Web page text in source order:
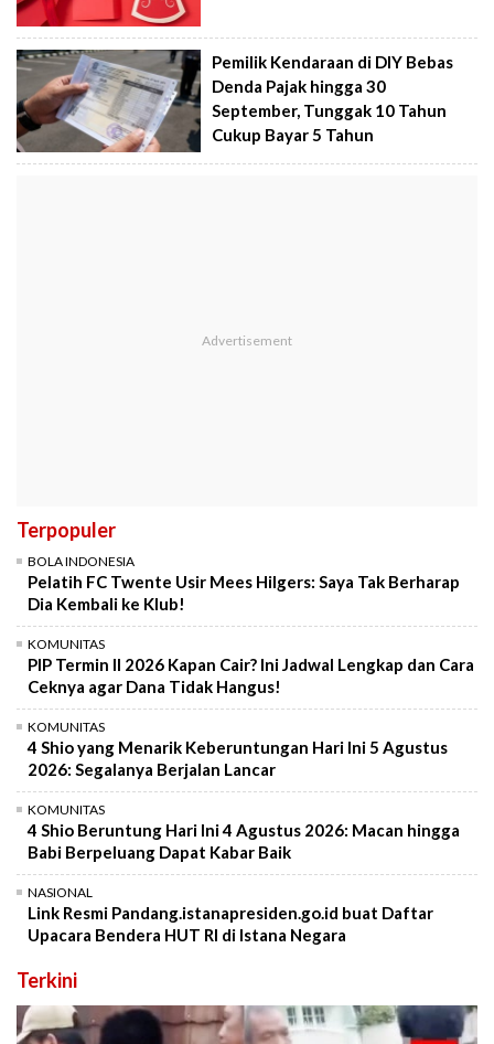
Pemilik Kendaraan di DIY Bebas
Denda Pajak hingga 30
September, Tunggak 10 Tahun
Cukup Bayar 5 Tahun
Terpopuler
BOLA INDONESIA
Pelatih FC Twente Usir Mees Hilgers: Saya Tak Berharap
Dia Kembali ke Klub!
KOMUNITAS
PIP Termin II 2026 Kapan Cair? Ini Jadwal Lengkap dan Cara
Ceknya agar Dana Tidak Hangus!
KOMUNITAS
4 Shio yang Menarik Keberuntungan Hari Ini 5 Agustus
2026: Segalanya Berjalan Lancar
KOMUNITAS
4 Shio Beruntung Hari Ini 4 Agustus 2026: Macan hingga
Babi Berpeluang Dapat Kabar Baik
NASIONAL
Link Resmi Pandang.istanapresiden.go.id buat Daftar
Upacara Bendera HUT RI di Istana Negara
Terkini